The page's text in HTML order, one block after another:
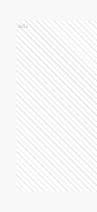
Ads